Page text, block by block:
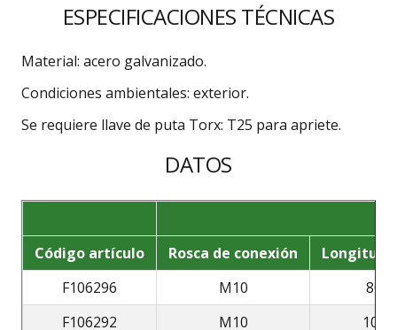
ESPECIFICACIONES TÉCNICAS
Material: acero galvanizado.
Condiciones ambientales: exterior.
Se requiere llave de puta Torx: T25 para apriete.
DATOS
Código artículo Rosca de conexión
Longitud
F106296
M10
80
F106292
M10
100